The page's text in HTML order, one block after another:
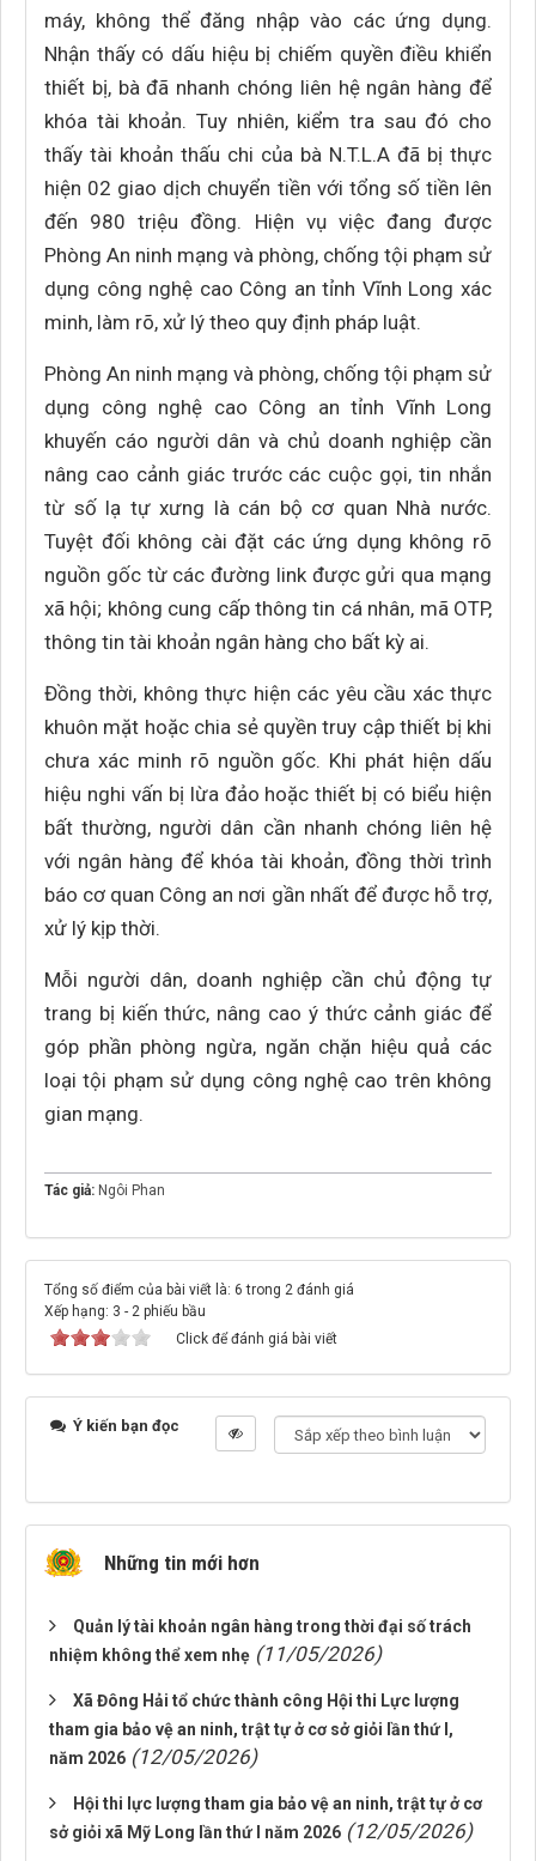
máy, không thể đăng nhập vào các ứng dụng.
Nhận thấy có dấu hiệu bị chiếm quyền điều khiển
thiết bị, bà đã nhanh chóng liên hệ ngân hàng để
khóa tài khoản. Tuy nhiên, kiểm tra sau đó cho
thấy tài khoản thấu chi của bà N.T.L.A đã bị thực
hiện 02 giao dịch chuyển tiền với tổng số tiền lên
đến 980 triệu đồng. Hiện vụ việc đang được
Phòng An ninh mạng và phòng, chống tội phạm sử
dụng công nghệ cao Công an tỉnh Vĩnh Long xác
minh, làm rõ, xử lý theo quy định pháp luật.
Phòng An ninh mạng và phòng, chống tội phạm sử
dụng công nghệ cao Công an tỉnh Vĩnh Long
khuyến cáo người dân và chủ doanh nghiệp cần
nâng cao cảnh giác trước các cuộc gọi, tin nhắn
từ số lạ tự xưng là cán bộ cơ quan Nhà nước.
Tuyệt đối không cài đặt các ứng dụng không rõ
nguồn gốc từ các đường link được gửi qua mạng
xã hội; không cung cấp thông tin cá nhân, mã OTP,
thông tin tài khoản ngân hàng cho bất kỳ ai.
Đồng thời, không thực hiện các yêu cầu xác thực
khuôn mặt hoặc chia sẻ quyền truy cập thiết bị khi
chưa xác minh rõ nguồn gốc. Khi phát hiện dấu
hiệu nghi vấn bị lừa đảo hoặc thiết bị có biểu hiện
bất thường, người dân cần nhanh chóng liên hệ
với ngân hàng để khóa tài khoản, đồng thời trình
báo cơ quan Công an nơi gần nhất để được hỗ trợ,
xử lý kịp thời.
Mỗi người dân, doanh nghiệp cần chủ động tự
trang bị kiến thức, nâng cao ý thức cảnh giác để
góp phần phòng ngừa, ngăn chặn hiệu quả các
loại tội phạm sử dụng công nghệ cao trên không
gian mạng.
Tác giả: Ngôi Phan
Tổng số điểm của bài viết là: 6 trong 2 đánh giá
Xếp hạng: 3 - 2 phiếu bầu
Click để đánh giá bài viết
Ý kiến bạn đọc
Những tin mới hơn
Quản lý tài khoản ngân hàng trong thời đại số trách
nhiệm không thể xem nhẹ (11/05/2026)
Xã Đông Hải tổ chức thành công Hội thi Lực lượng
tham gia bảo vệ an ninh, trật tự ở cơ sở giỏi lần thứ I,
năm 2026 (12/05/2026)
Hội thi lực lượng tham gia bảo vệ an ninh, trật tự ở cơ
sở giỏi xã Mỹ Long lần thứ I năm 2026 (12/05/2026)